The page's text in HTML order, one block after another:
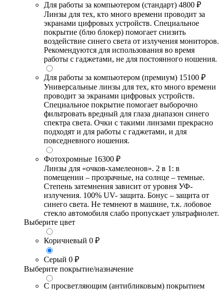
Для работы за компьютером (стандарт) 4800 ₽
Линзы для тех, кто много времени проводит за
экранами цифровых устройств. Специальное
покрытие (блю блокер) помогает снизить
воздействие синего света от излучения мониторов.
Рекомендуются для использования во время
работы с гаджетами, не для постоянного ношения.
Для работы за компьютером (премиум) 15100 ₽
Универсальные линзы для тех, кто много времени
проводит за экранами цифровых устройств.
Специальное покрытие помогает выборочно
фильтровать вредный для глаза диапазон синего
спектра света. Очки с такими линзами прекрасно
подходят и для работы с гаджетами, и для
повседневного ношения.
Фотохромные 16300 ₽
Линзы для «очков-хамелеонов». 2 в 1: в
помещении – прозрачные, на солнце – темные.
Степень затемнения зависит от уровня УФ-
излучения. 100% UV- защита. Бонус – защита от
синего света. Не темнеют в машине, т.к. лобовое
стекло автомобиля слабо пропускает ультрафиолет.
Выберите цвет
Коричневый 0 ₽
Серый 0 ₽
Выберите покрытие/назначение
С просветляющим (антибликовым) покрытием